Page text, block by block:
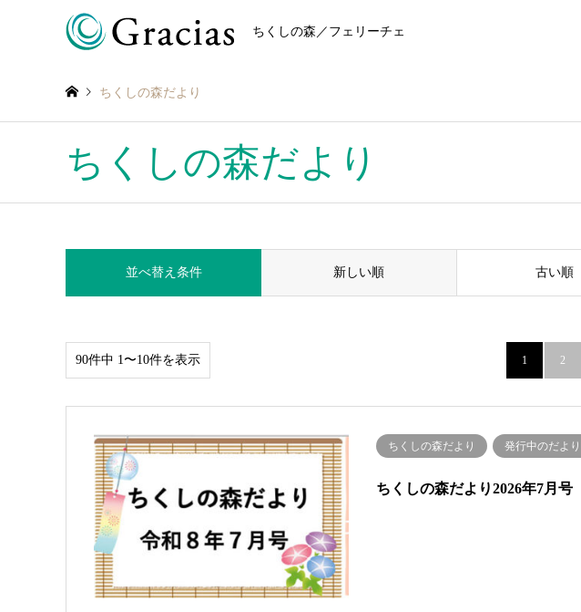
ちくしの森／フェリーチェ
ちくしの森だより
ちくしの森だより
並べ替え条件 新しい順 古い順
90件中 1〜10件を表示 1 2
ちくしの森だより 発行中のだより
ちくしの森だより2026年7月号